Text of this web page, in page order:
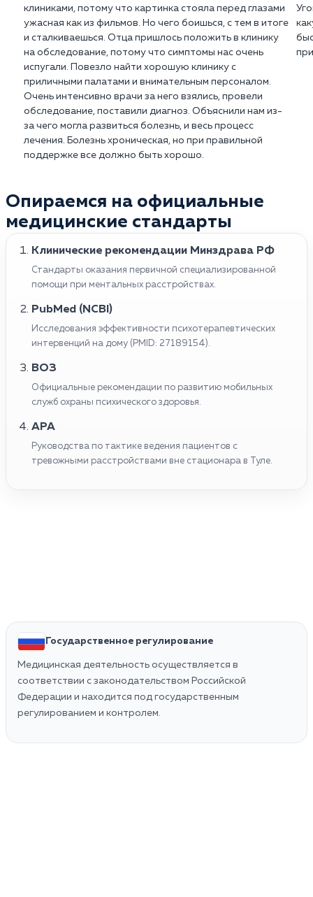
клиниками, потому что картинка стояла перед глазами
ужасная как из фильмов. Но чего боишься, с тем в итоге
и сталкиваешься. Отца пришлось положить в клинику
на обследование, потому что симптомы нас очень
испугали. Повезло найти хорошую клинику с
приличными палатами и внимательным персоналом.
Очень интенсивно врачи за него взялись, провели
обследование, поставили диагноз. Объяснили нам из-
за чего могла развиться болезнь, и весь процесс
лечения. Болезнь хроническая, но при правильной
поддержке все должно быть хорошо.
Опираемся на официальные
медицинские стандарты
Клинические рекомендации Минздрава РФ
Стандарты оказания первичной специализированной
помощи при ментальных расстройствах.
PubMed (NCBI)
Исследования эффективности психотерапевтических
интервенций на дому (PMID: 27189154).
ВОЗ
Официальные рекомендации по развитию мобильных
служб охраны психического здоровья.
APA
Руководства по тактике ведения пациентов с
тревожными расстройствами вне стационара в Туле.
Государственное регулирование
Медицинская деятельность осуществляется в
соответствии с законодательством Российской
Федерации и находится под государственным
регулированием и контролем.